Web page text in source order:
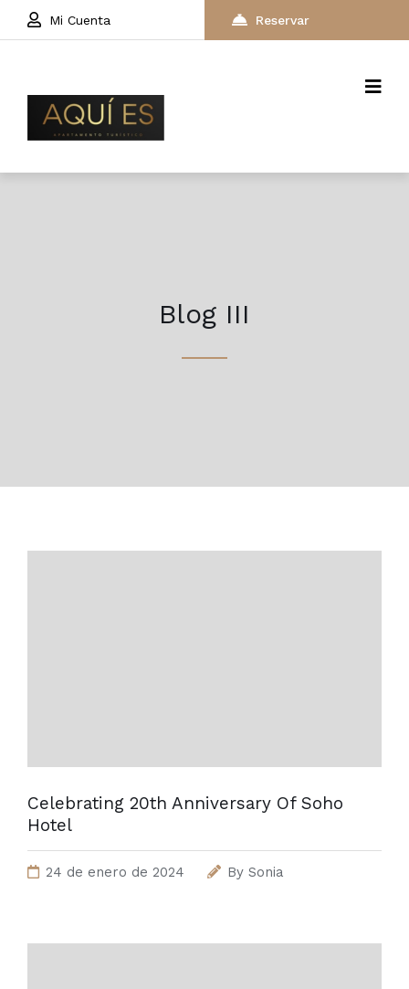
Mi Cuenta Reservar
Blog III
Celebrating 20th Anniversary Of Soho
Hotel
24 de enero de 2024 By Sonia